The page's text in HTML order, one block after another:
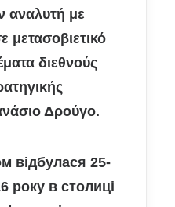
αναλυτή με
μετασοβιετικό
διεθνούς
Δρούγο.
відбулася 25-
року в столиці